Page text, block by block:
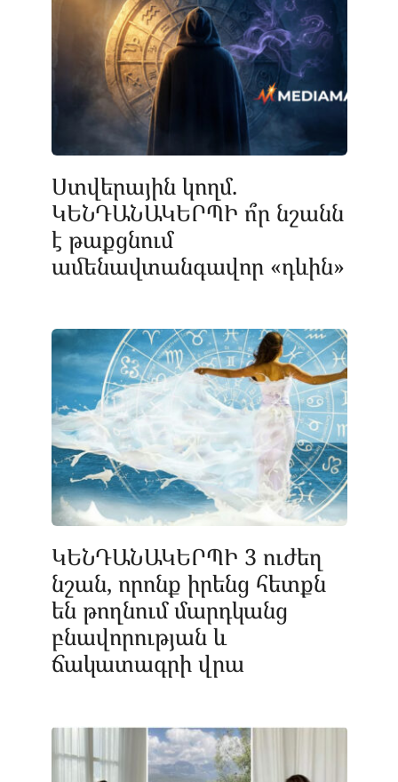
Ստվերային կողմ.
ԿԵՆԴԱՆԱԿԵՐՊԻ ո՞ր նշանն
է թաքցնում
ամենավտանգավոր «դևին»
ԿԵՆԴԱՆԱԿԵՐՊԻ 3 ուժեղ
նշան, որոնք իրենց հետքն
են թողնում մարդկանց
բնավորության և
ճակատագրի վրա